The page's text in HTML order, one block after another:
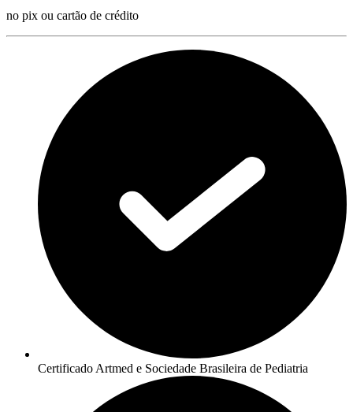
no pix ou cartão de crédito
Certificado Artmed e Sociedade Brasileira de Pediatria